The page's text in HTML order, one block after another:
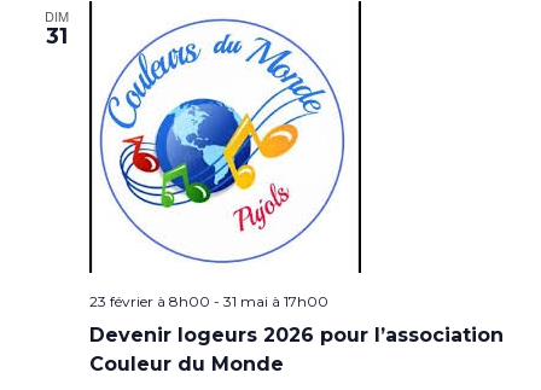
DIM
31
23 février à 8h00 - 31 mai à 17h00
Devenir logeurs 2026 pour l’association
Couleur du Monde